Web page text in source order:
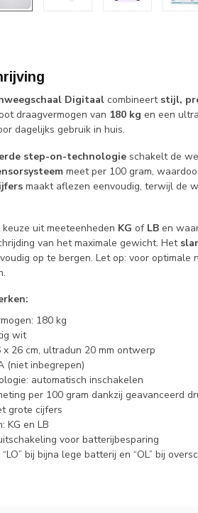
Digitaal combineert stijl,
draagvermogen van 180 kg en een
dagelijks gebruik in huis.
step-on-technologie schakelt de
meet per 100 gram,
maakt aflezen eenvoudig, terwijl de
uit meeteenheden KG of LB en
van het maximale gewicht. Het
op te bergen. Let op: voor
180 kg
wit
26 cm, ultradun 20 mm ontwerp
(niet inbegrepen)
automatisch inschakelen
per 100 gram dankzij geavanceerd
grote cijfers
KG en LB
voor batterijbesparing
bij bijna lege batterij en “OL” bij